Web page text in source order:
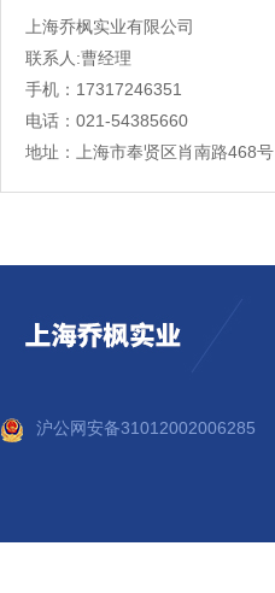
上海乔枫实业有限公司
联系人:曹经理
手机：17317246351
电话：021-54385660
地址：上海市奉贤区肖南路468号
沪公网安备31012002006285